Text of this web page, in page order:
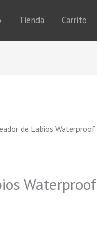
Tienda Carrito
de Labios Waterproof
Waterproof